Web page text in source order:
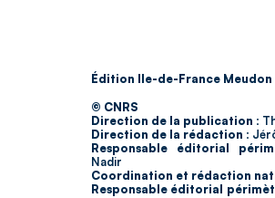
Édition Ile-de-France Meudon
© CNRS
Direction de la publication :
Direction de la rédaction :
Responsable éditorial
Nadir
Coordination et rédaction
Responsable éditorial